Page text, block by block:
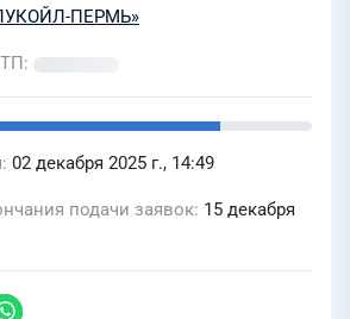
ПЕРМЬ»
02 декабря 2025 г., 14:49
подачи заявок 15 декабря